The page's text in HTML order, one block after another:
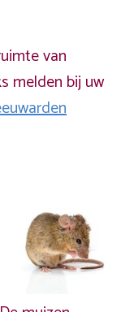
van
melden bij uw